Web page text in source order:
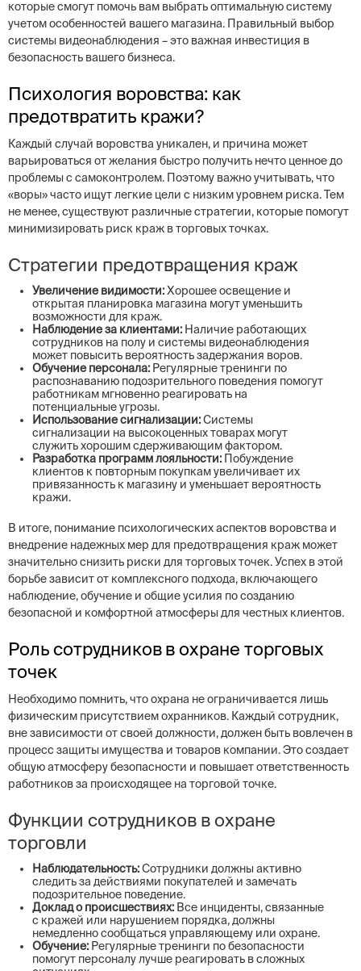
которые смогут помочь вам выбрать оптимальную систему
учетом особенностей вашего магазина. Правильный выбор
системы видеонаблюдения – это важная инвестиция в
безопасность вашего бизнеса.
Психология воровства: как
предотвратить кражи?
Каждый случай воровства уникален, и причина может
варьироваться от желания быстро получить нечто ценное до
проблемы с самоконтролем. Поэтому важно учитывать, что
«воры» часто ищут легкие цели с низким уровнем риска. Тем
не менее, существуют различные стратегии, которые помогут
минимизировать риск краж в торговых точках.
Стратегии предотвращения краж
Увеличение видимости:Хорошее освещение и
открытая планировка магазина могут уменьшить
возможности для краж.
Наблюдение за клиентами: Наличие работающих
сотрудников на полу и системы видеонаблюдения
может повысить вероятность задержания воров.
Обучение персонала: Регулярные тренинги по
распознаванию подозрительного поведения помогут
работникам мгновенно реагировать на
потенциальные угрозы.
Использование сигнализации:Системы
сигнализации на высокоценных товарах могут
служить хорошим сдерживающим фактором.
Разработка программ лояльности: Побуждение
клиентов к повторным покупкам увеличивает их
привязанность к магазину и уменьшает вероятность
кражи.
В итоге, понимание психологических аспектов воровства и
внедрение надежных мер для предотвращения краж может
значительно снизить риски для торговых точек. Успех в этой
борьбе зависит от комплексного подхода, включающего
наблюдение, обучение и общие усилия по созданию
безопасной и комфортной атмосферы для честных клиентов.
Роль сотрудников в охране торговых
точек
Необходимо помнить, что охрана не ограничивается лишь
физическим присутствием охранников. Каждый сотрудник,
вне зависимости от своей должности, должен быть вовлечен в
процесс защиты имущества и товаров компании. Это создает
общую атмосферу безопасности и повышает ответственность
работников за происходящее на торговой точке.
Функции сотрудников в охране
торговли
Наблюдательность:Сотрудники должны активно
следить за действиями покупателей и замечать
подозрительное поведение.
Доклад о происшествиях: Все инциденты, связанные
с кражей или нарушением порядка, должны
немедленно сообщаться управляющему или охране.
Обучение: Регулярные тренинги по безопасности
помогут персоналу лучше реагировать в сложных